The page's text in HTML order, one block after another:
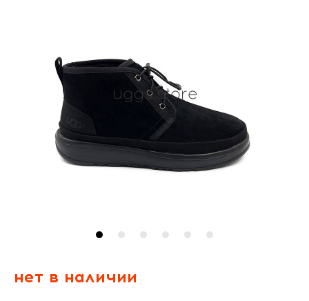
нет в наличии